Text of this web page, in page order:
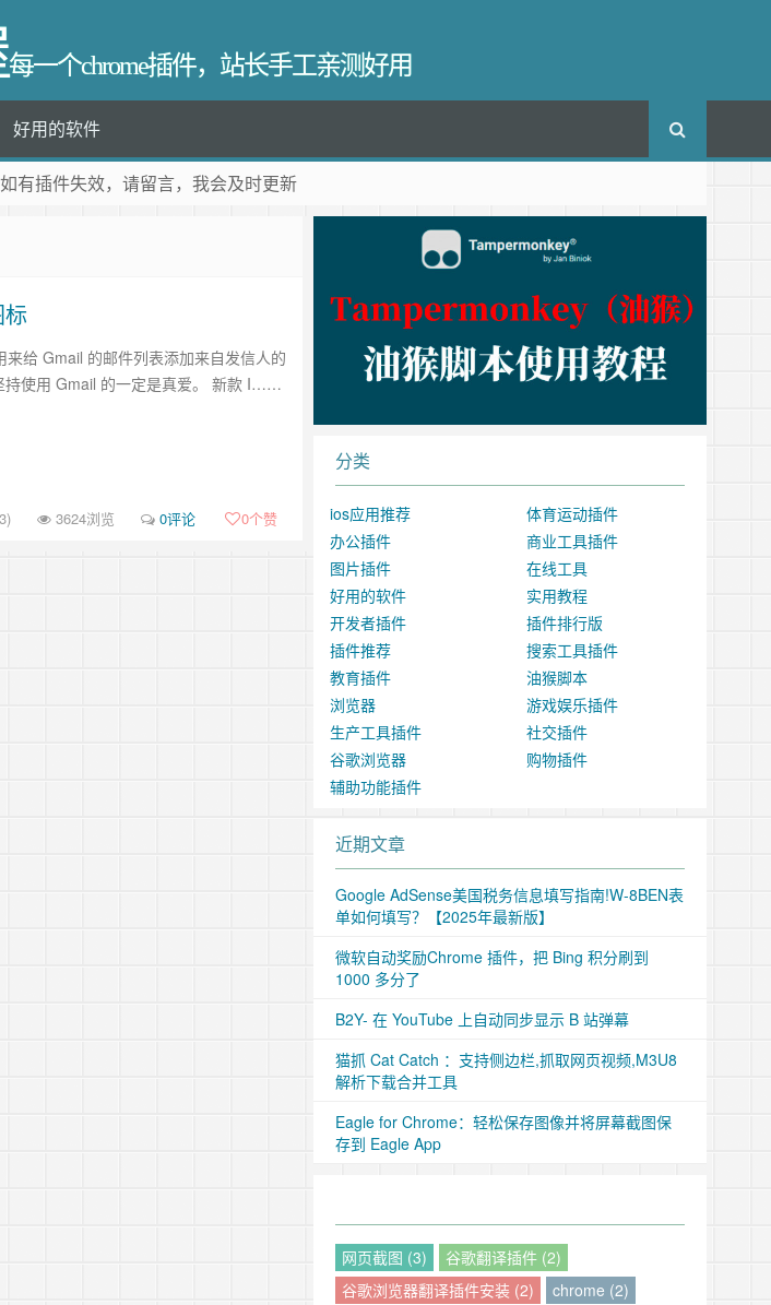
每一个chrome插件，站长手工亲测好用
好用的软件
有插件失效，请留言，我会及时更新
给 Gmail 的邮件列表添加来自发信人的
持使用 Gmail 的一定是真爱。 新款 I……
3624浏览 0评论 0个赞
分类
ios应用推荐
体育运动插件
办公插件
商业工具插件
图片插件
在线工具
好用的软件
实用教程
开发者插件
插件排行版
插件推荐
搜索工具插件
教育插件
油猴脚本
浏览器
游戏娱乐插件
生产工具插件
社交插件
谷歌浏览器
购物插件
辅助功能插件
近期文章
Google AdSense美国税务信息填写指南!W-8BEN表
单如何填写？【2025年最新版】
微软自动奖励Chrome 插件，把 Bing 积分刷到
1000 多分了
B2Y- 在 YouTube 上自动同步显示 B 站弹幕
猫抓 Cat Catch ：支持侧边栏,抓取网页视频,M3U8
解析下载合并工具
Eagle for Chrome：轻松保存图像并将屏幕截图保
存到 Eagle App
网页截图 (3)
谷歌翻译插件 (2)
谷歌浏览器翻译插件安装 (2)
chrome (2)